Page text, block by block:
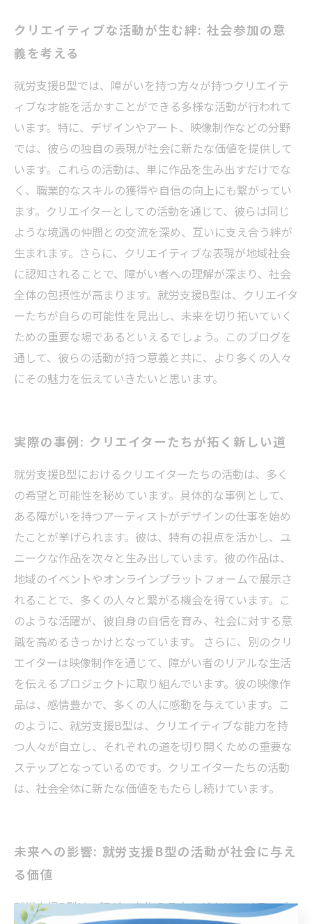
クリエイティブな活動が生む絆: 社会参加の意
義を考える
就労支援B型では、障がいを持つ方々が持つクリエイテ
ィブな才能を活かすことができる多様な活動が行われて
います。特に、デザインやアート、映像制作などの分野
では、彼らの独自の表現が社会に新たな価値を提供して
います。これらの活動は、単に作品を生み出すだけでな
く、職業的なスキルの獲得や自信の向上にも繋がってい
ます。クリエイターとしての活動を通じて、彼らは同じ
ような境遇の仲間との交流を深め、互いに支え合う絆が
生まれます。さらに、クリエイティブな表現が地域社会
に認知されることで、障がい者への理解が深まり、社会
全体の包摂性が高まります。就労支援B型は、クリエイタ
ーたちが自らの可能性を見出し、未来を切り拓いていく
ための重要な場であるといえるでしょう。このブログを
通して、彼らの活動が持つ意義と共に、より多くの人々
にその魅力を伝えていきたいと思います。
実際の事例: クリエイターたちが拓く新しい道
就労支援B型におけるクリエイターたちの活動は、多く
の希望と可能性を秘めています。具体的な事例として、
ある障がいを持つアーティストがデザインの仕事を始め
たことが挙げられます。彼は、特有の視点を活かし、ユ
ニークな作品を次々と生み出しています。彼の作品は、
地域のイベントやオンラインプラットフォームで展示さ
れることで、多くの人々と繋がる機会を得ています。こ
のような活躍が、彼自身の自信を育み、社会に対する意
識を高めるきっかけとなっています。 さらに、別のクリ
エイターは映像制作を通じて、障がい者のリアルな生活
を伝えるプロジェクトに取り組んでいます。彼の映像作
品は、感情豊かで、多くの人に感動を与えています。こ
のように、就労支援B型は、クリエイティブな能力を持
つ人々が自立し、それぞれの道を切り開くための重要な
ステップとなっているのです。クリエイターたちの活動
は、社会全体に新たな価値をもたらし続けています。
未来への影響: 就労支援B型の活動が社会に与え
る価値
就労支援B型は、障がいを抱える方々がクリエイティブ